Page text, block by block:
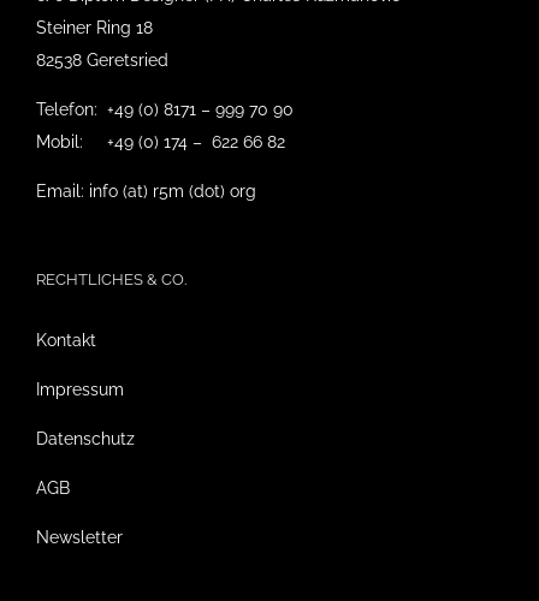
Steiner Ring 18
82538 Geretsried
Telefon: +49 (0) 8171 – 999 70 90
Mobil: +49 (0) 174 – 622 66 82
Email: info (at) r5m (dot) org
RECHTLICHES & CO.
Kontakt
Impressum
Datenschutz
AGB
Newsletter